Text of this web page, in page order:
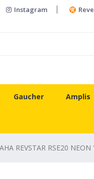
Instagram
Gaucher Amplis
REVSTAR RSE20 NEON